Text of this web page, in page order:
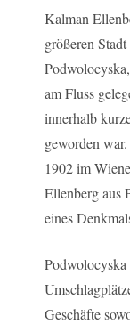
Kalman
größeren
am Fluss
innerhalb
geworden
1902 im
Ellenberg aus
eines
Podwolocyska
Geschäfte